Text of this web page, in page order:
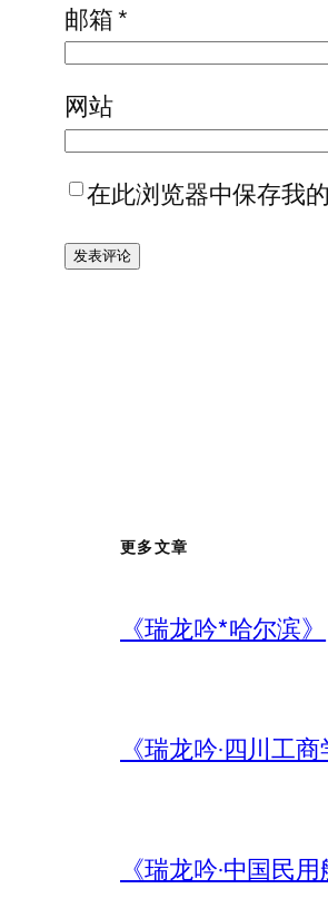
邮箱*
网站
在此浏览器中保存我
更多文章
《瑞龙吟*哈尔滨》
《瑞龙吟·四川工商
《瑞龙吟·中国民